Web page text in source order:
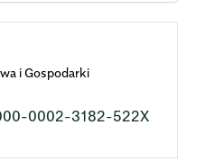
i Gospodarki
0002-3182-522X